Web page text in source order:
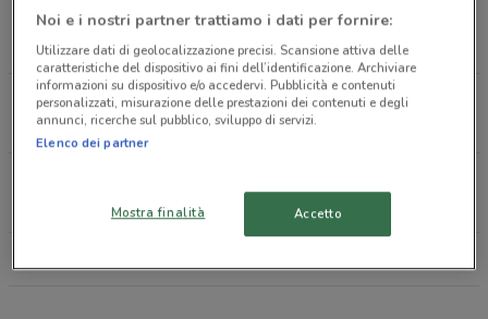
Via Arrigo Boito, 9 Monza
1.5 km
APERTO
Via Sant'Andrea 21 Monza
1.8 km
APERTO
APERTO
Noi e i nostri partner trattiamo i dati per fornire:
Utilizzare dati di geolocalizzazione precisi. Scansione attiva delle
caratteristiche del dispositivo ai fini dell’identificazione. Archiviare
informazioni su dispositivo e/o accedervi. Pubblicità e contenuti
personalizzati, misurazione delle prestazioni dei contenuti e degli
annunci, ricerche sul pubblico, sviluppo di servizi.
Elenco dei partner
Mostra finalità Accetto